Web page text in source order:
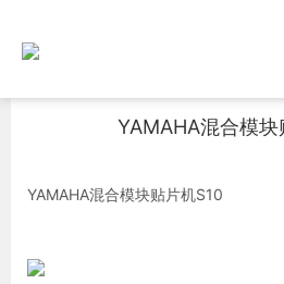
YAMAHA混合模块
YAMAHA混合模块贴片机S10